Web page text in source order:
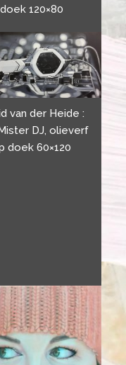
doek 120×80
van der Heide :
DJ, olieverf
doek 60×120